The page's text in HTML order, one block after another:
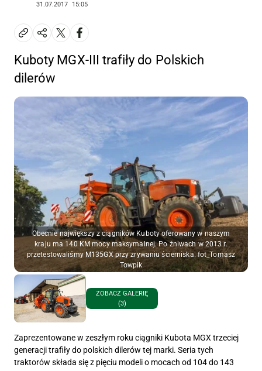
31.07.2017 15:05
Kuboty MGX-III trafiły do Polskich
dilerów
Obecnie największy z ciągników Kuboty oferowany w naszym
kraju ma 140 KM mocy maksymalnej. Po żniwach w 2013 r.
przetestowaliśmy M135GX przy zrywaniu ścierniska. fot_Tomasz
Towpik
ZOBACZ GALERIĘ
(3)
Zaprezentowane w zeszłym roku ciągniki Kubota MGX trzeciej
generacji trafiły do polskich dilerów tej marki. Seria tych
traktorów składa się z pięciu modeli o mocach od 104 do 143